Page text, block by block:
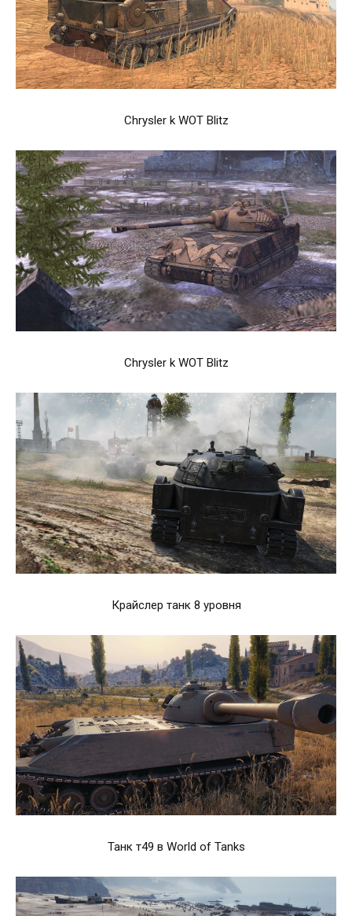
Chrysler k WOT Blitz
Chrysler k WOT Blitz
Крайслер танк 8 уровня
Танк т49 в World of Tanks